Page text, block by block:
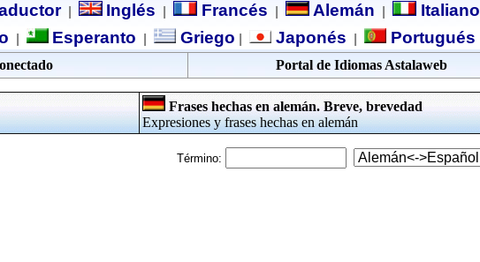
| Inglés Francés Alemán Italiano
Esperanto Griego Japonés Portugués
Portal de Idiomas Astalaweb
Frases hechas en alemán. Breve, brevedad
Expresiones y frases hechas en alemán
Término: